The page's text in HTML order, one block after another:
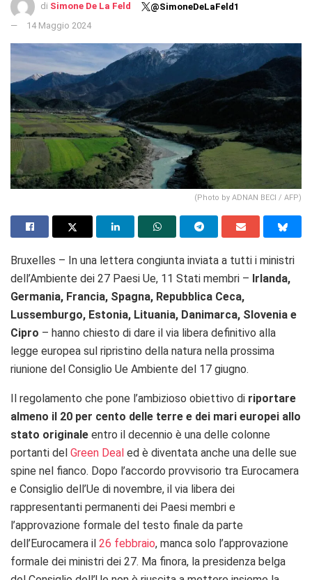
di Simone De La Feld
@SimoneDeLaFeld1
14 Maggio 2024
(Photo by ADNAN BECI / AFP)
Bruxelles – In una lettera congiunta inviata a tutti i ministri
dell’Ambiente dei 27 Paesi Ue, 11 Stati membri – Irlanda,
Germania, Francia, Spagna, Repubblica Ceca,
Lussemburgo, Estonia, Lituania, Danimarca, Slovenia e
Cipro – hanno chiesto di dare il via libera definitivo alla
legge europea sul ripristino della natura nella prossima
riunione del Consiglio Ue Ambiente del 17 giugno.
Il regolamento che pone l’ambizioso obiettivo di riportare
almeno il 20 per cento delle terre e dei mari europei allo
stato originale entro il decennio è una delle colonne
portanti del Green Deal ed è diventata anche una delle sue
spine nel fianco. Dopo l’accordo provvisorio tra Eurocamera
e Consiglio dell’Ue di novembre, il via libera dei
rappresentanti permanenti dei Paesi membri e
l’approvazione formale del testo finale da parte
dell’Eurocamera il 26 febbraio, manca solo l’approvazione
formale dei ministri dei 27. Ma finora, la presidenza belga